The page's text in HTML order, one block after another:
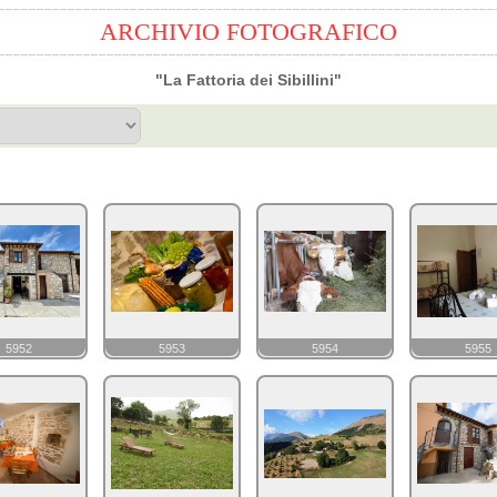
ARCHIVIO FOTOGRAFICO
"La Fattoria dei Sibillini"
5952 5953 5954 5955